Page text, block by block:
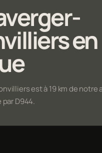
en
est à 19 km de notre
D944.